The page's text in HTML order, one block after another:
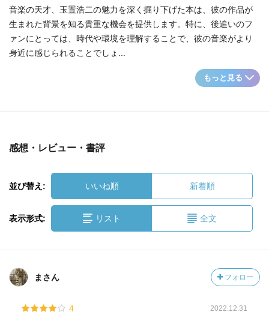
音楽の天才、玉置浩二の魅力を深く掘り下げた本は、彼の作品が
生まれた背景を知る貴重な機会を提供します。特に、後追いのフ
ァンにとっては、時代や環境を理解することで、彼の音楽がより
身近に感じられることでしょ...
もっと見る
感想・レビュー・書評
並び替え: いいね順 新着順
表示形式: リスト 全文
まさん フォロー
4 2022.12.31